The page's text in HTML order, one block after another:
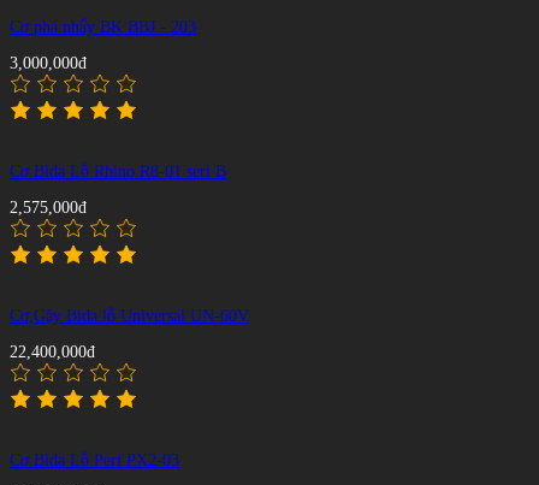
Cơ phá nhẩy BK BBJ - 203
3,000,000đ
Cơ Bida Lỗ Rhino R8-01 seri B
2,575,000đ
Cơ,Gậy Bida lỗ Universal UN-60V
22,400,000đ
Cơ Bida Lỗ Peri PX2-03